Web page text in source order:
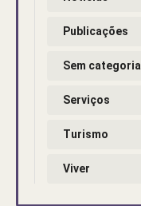
Publicações
Sem categoria
Serviços
Turismo
Viver